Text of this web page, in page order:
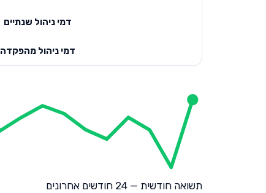
דמי ניהול שנתיים
דמי ניהול מהפקדה
תשואה חודשית — 24 חודשים אחרונים